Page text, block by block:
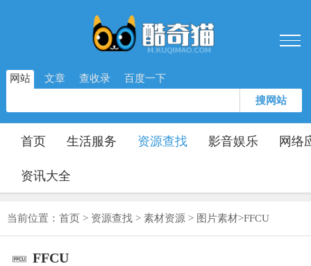
网站 文章 查收录 百度一下
搜网站
首页 生活服务 资源查找 影音娱乐 网络
资讯大全
当前位置： 首页 > 资源查找 > 素材资源 > 图片素材>FFCU
FFCU